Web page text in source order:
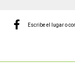
Escribe el lugar o